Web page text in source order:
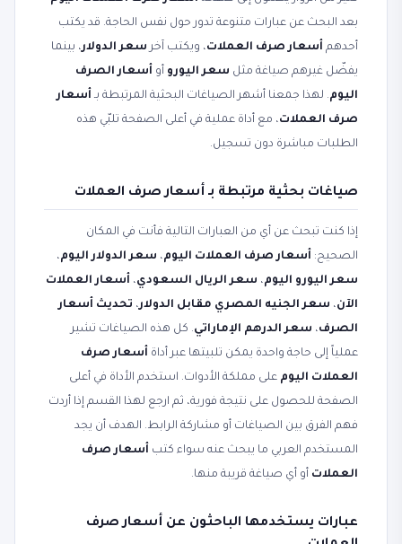
بعد البحث عن عبارات متنوعة تدور حول نفس الحاجة. قد يكتب
أحدهم أسعار صرف العملات، ويكتب آخر سعر الدولار، بينما
يفضّل غيرهم صياغة مثل سعر اليورو أو أسعار الصرف
اليوم. لهذا جمعنا أشهر الصياغات البحثية المرتبطة بـ أسعار
صرف العملات، مع أداة عملية في أعلى الصفحة تلبّي هذه
الطلبات مباشرة دون تسجيل.
صياغات بحثية مرتبطة بـ أسعار صرف العملات
إذا كنت تبحث عن أي من العبارات التالية فأنت في المكان
الصحيح: أسعار صرف العملات اليوم، سعر الدولار اليوم،
سعر اليورو اليوم، سعر الريال السعودي، أسعار العملات
الآن، سعر الجنيه المصري مقابل الدولار، تحديث أسعار
الصرف، سعر الدرهم الإماراتي. كل هذه الصياغات تشير
عملياً إلى حاجة واحدة يمكن تلبيتها عبر أداة أسعار صرف
العملات اليوم على مملكة الأدوات. استخدم الأداة في أعلى
الصفحة للحصول على نتيجة فورية، ثم ارجع لهذا القسم إذا أردت
فهم الفرق بين الصياغات أو مشاركة الرابط. الهدف أن يجد
المستخدم العربي ما يبحث عنه سواء كتب أسعار صرف
العملات أو أي صياغة قريبة منها.
عبارات يستخدمها الباحثون عن أسعار صرف